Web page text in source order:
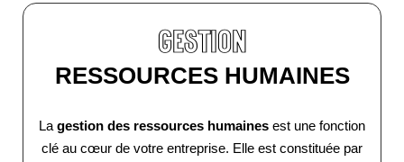
GESTION
RESSOURCES HUMAINES
La gestion des ressources humaines est une fonction
clé au cœur de votre entreprise. Elle est constituée par